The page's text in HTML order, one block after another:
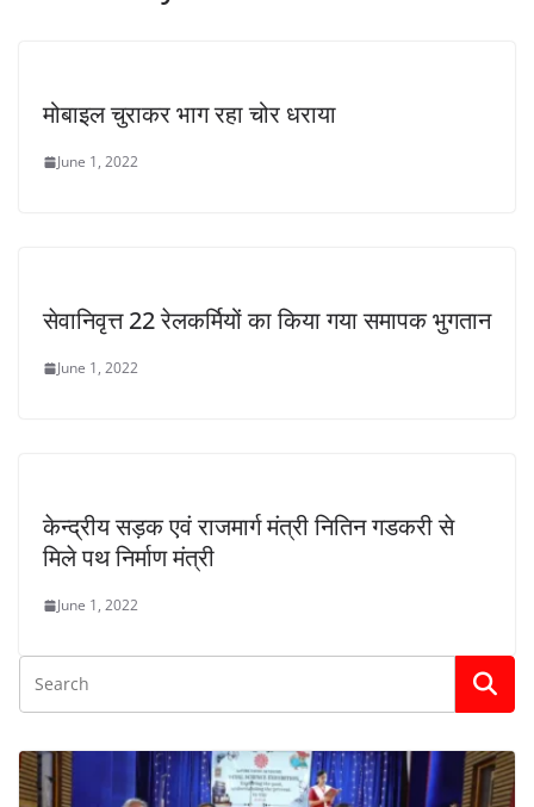
मोबाइल चुराकर भाग रहा चोर धराया
June 1, 2022
सेवानिवृत्त 22 रेलकर्मियों का किया गया समापक भुगतान
June 1, 2022
केन्द्रीय सड़क एवं राजमार्ग मंत्री नितिन गडकरी से
मिले पथ निर्माण मंत्री
June 1, 2022